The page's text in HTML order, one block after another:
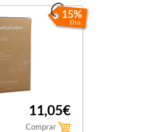
e
15%
Dto.
11,05€
Comprar